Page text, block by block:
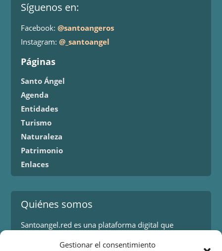
Gestionar el consentimiento
Síguenos en:
Facebook:@santoangeros
Instagram:@_santoangel
Páginas
Santo Ángel
Agenda
Entidades
Turismo
Naturaleza
Patrimonio
Enlaces
Quiénes somos
Santoangel.red es una plataforma digital que